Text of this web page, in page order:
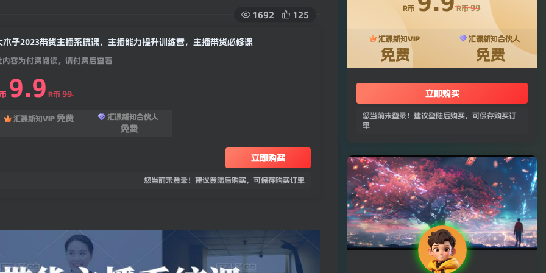
1692 125
木子2023带货主播系统课，主播能力提升训练营，主播带货必修课
内容为付费阅读，请付费后查看
9.9R币 99
汇课新知VIP 免费 汇课新知合伙人
免费
立即购买
您当前未登录！建议登陆后购买，可保存购买订单
R币 R币 99
汇课新知VIP
免费
汇课新知合伙人
免费
立即购买
您当前未登录！建议登陆后购买，可保存购买订
单